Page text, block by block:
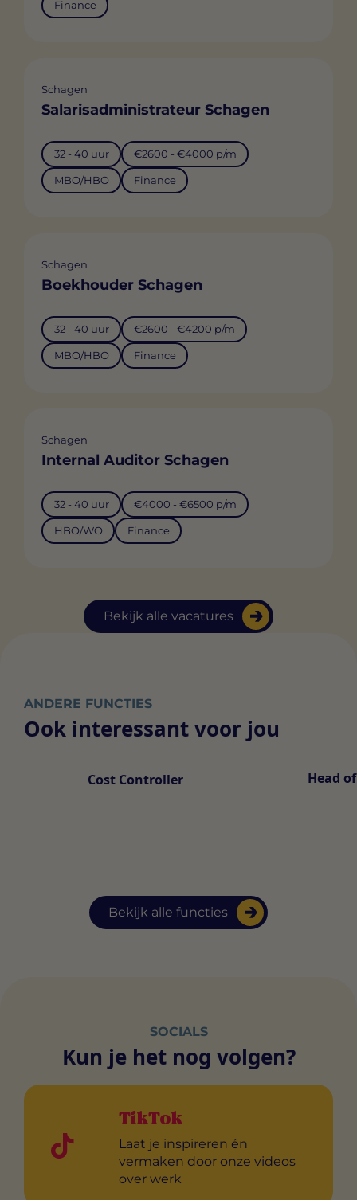
Bekijk alle vacatures
Finance
Schagen
Salarisadministrateur Schagen
32 - 40 uur €2600 - €4000 p/m
MBO/HBO Finance
Schagen
Boekhouder Schagen
32 - 40 uur €2600 - €4200 p/m
MBO/HBO Finance
Schagen
Internal Auditor Schagen
32 - 40 uur €4000 - €6500 p/m
HBO/WO Finance
ANDERE FUNCTIES
Ook interessant voor jou
Bekijk alle functies
Cost Controller Head
SOCIALS
Kun je het nog volgen?
TikTok
Laat je inspireren én
vermaken door onze videos
over werk